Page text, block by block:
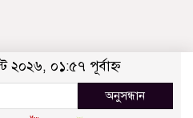
২০২৬, ০১:৫৭ পূর্বাহ্ন
অনুসন্ধান